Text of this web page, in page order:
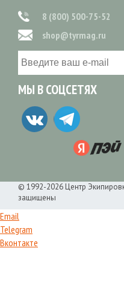
8 (800) 500-75-52
shop@tyrmag.ru
МЫ В СОЦСЕТЯХ
© 1992-2026 Центр
защищены
Email
Telegram
Вконтакте